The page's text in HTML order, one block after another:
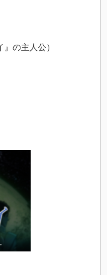
の主人公）